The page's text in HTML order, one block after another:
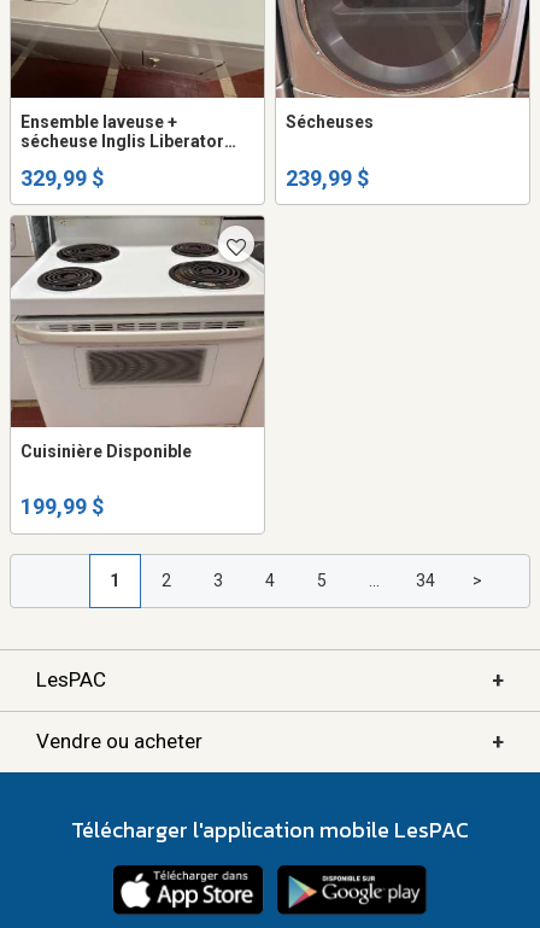
Ensemble laveuse +
sécheuse Inglis Liberator
329,99 $
Sécheuses
239,99 $
Cuisinière Disponible
199,99 $
1 2 3 4 5 ... 34 >
LesPAC +
Vendre ou acheter +
Télécharger l'application mobile LesPAC